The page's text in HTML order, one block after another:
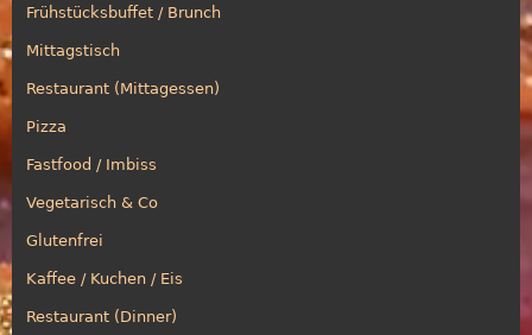
Frühstücksbuffet / Brunch
Mittagstisch
Restaurant (Mittagessen)
Pizza
Fastfood / Imbiss
Vegetarisch & Co
Glutenfrei
Kaffee / Kuchen / Eis
Restaurant (Dinner)